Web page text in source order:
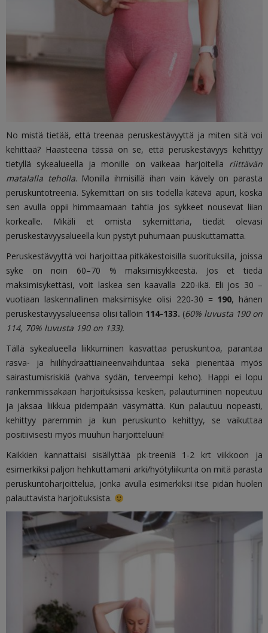
No mistä tietää, että treenaa peruskestävyyttä ja miten sitä voi
kehittää? Haasteena tässä on se, että peruskestävyys kehittyy
tietyllä sykealueella ja monille on vaikeaa harjoitella riittävän
matalalla teholla. Monilla ihmisillä ihan vain kävely on parasta
peruskuntotreeniä. Sykemittari on siis todella kätevä apuri, koska
sen avulla oppii himmaamaan tahtia jos sykkeet nousevat liian
korkealle. Mikäli et omista sykemittaria, tiedät olevasi
peruskestävyysalueella kun pystyt puhumaan puuskuttamatta.
Peruskestävyyttä voi harjoittaa pitkäkestoisilla suorituksilla, joissa
syke on noin 60–70 % maksimisykkeestä. Jos et tiedä
maksimisykettäsi, voit laskea sen kaavalla 220-ikä. Eli jos 30 –
vuotiaan laskennallinen maksimisyke olisi 220-30 = 190, hänen
peruskestävyysalueensa olisi tällöin 114-133. (60% luvusta 190 on
114, 70% luvusta 190 on 133).
Tällä sykealueella liikkuminen kasvattaa peruskuntoa, parantaa
rasva- ja hiilihydraattiaineenvaihduntaa sekä pienentää myös
sairastumisriskiä (vahva sydän, terveempi keho). Happi ei lopu
rankemmissakaan harjoituksissa kesken, palautuminen nopeutuu
ja jaksaa liikkua pidempään väsymättä. Kun palautuu nopeasti,
kehittyy paremmin ja kun peruskunto kehittyy, se vaikuttaa
positiivisesti myös muuhun harjoitteluun!
Kaikkien kannattaisi sisällyttää pk-treeniä 1-2 krt viikkoon ja
esimerkiksi paljon hehkuttamani arki/hyötyliikunta on mitä parasta
peruskuntoharjoittelua, jonka avulla esimerkiksi itse pidän huolen
palauttavista harjoituksista.